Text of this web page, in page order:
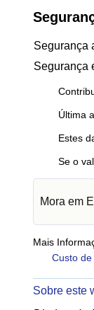
Segurança
Segurança
Última
Estes
Se o
Mora em
Mais
Custo de
Sobre este